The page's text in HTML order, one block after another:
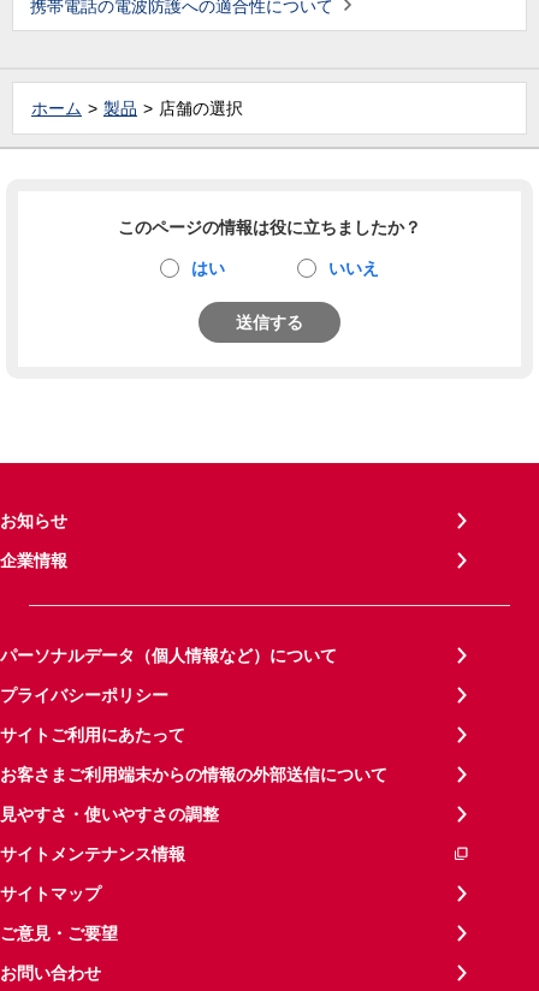
携帯電話の電波防護への適合性について
ホーム 製品 店舗の選択
このページの情報は役に立ちましたか？
はい いいえ
送信する
お知らせ
企業情報
パーソナルデータ（個人情報など）について
プライバシーポリシー
サイトご利用にあたって
お客さまご利用端末からの情報の外部送信について
見やすさ・使いやすさの調整
サイトメンテナンス情報
サイトマップ
ご意見・ご要望
お問い合わせ